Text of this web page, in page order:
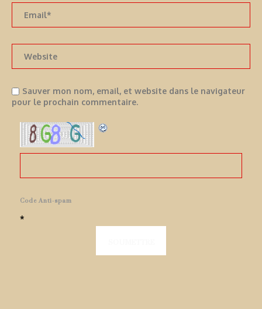
Sauver mon nom, email, et website dans le navigateur
pour le prochain commentaire.
Code Anti-spam
*